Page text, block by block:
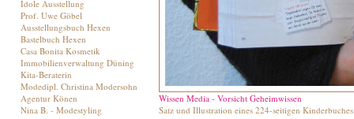
Idole Ausstellung
Prof. Uwe Göbel
Ausstellungsbuch Hexen
Bastelbuch Hexen
Casa Bonita Kosmetik
Immobilienverwaltung Düning
Kita-Beraterin
Modedipl. Christina Modersohn
Agentur Könen
Nina B. - Modestyling
Wissen Media - Vorsicht Geheimwissen
Satz und Illustration eines 224-seitigen Kinderbuches